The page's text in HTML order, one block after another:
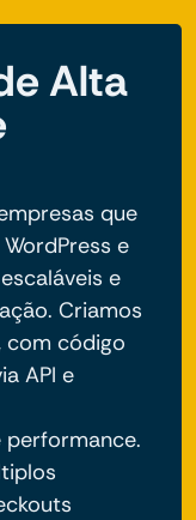
Alta
que
e
e
Criamos
com código
API e
performance.